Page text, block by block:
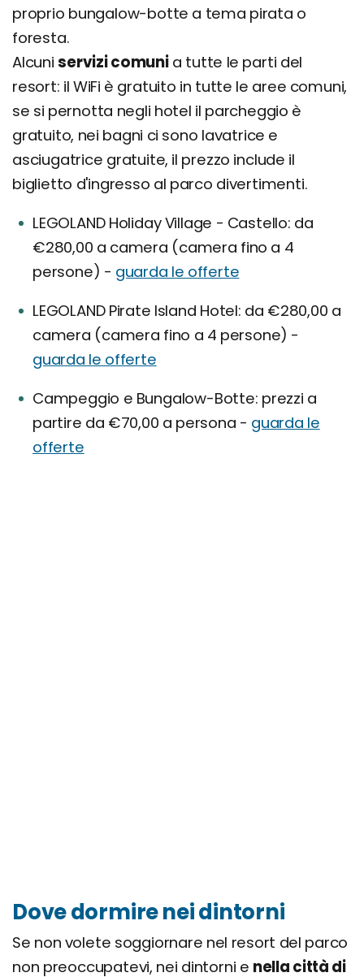
proprio bungalow-botte a tema pirata o
foresta.
Alcuniservizi comunia tutte le parti del
resort: il WiFi è gratuito in tutte le aree comuni,
se si pernotta negli hotel il parcheggio è
gratuito, nei bagni ci sono lavatrice e
asciugatrice gratuite, il prezzo include il
biglietto d'ingresso al parco divertimenti.
LEGOLAND Holiday Village - Castello: da
€280,00 a camera (camera fino a 4
persone) - guarda le offerte
LEGOLAND Pirate Island Hotel: da €280,00 a
camera (camera fino a 4 persone) -
guarda le offerte
Campeggio e Bungalow-Botte: prezzi a
partire da €70,00 a persona - guarda le
offerte
Dove dormire nei dintorni
Se non volete soggiornare nel resort del parco
non preoccupatevi, nei dintorni e nella città di